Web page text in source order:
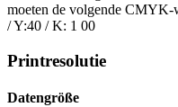
moeten de volgende
/ Y:40 / K: 1 00
Printresolutie
Datengröße